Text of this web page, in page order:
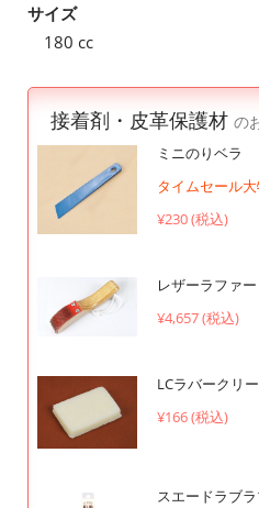
サイズ
180 cc
接着剤・皮革保護材 の
ミニのりベラ
タイムセール大
¥230 (税込)
レザーラファー
¥4,657 (税込)
LCラバークリ
¥166 (税込)
スエードラブ